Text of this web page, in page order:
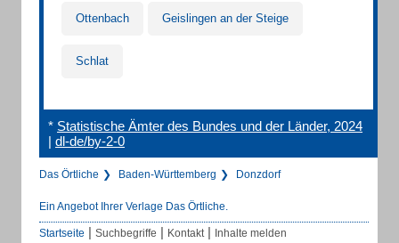
Ottenbach Geislingen an der Steige
Schlat
* Statistische Ämter des Bundes und der Länder, 2024
| dl-de/by-2-0
Das Örtliche Baden-Württemberg Donzdorf
Ein Angebot Ihrer Verlage Das Örtliche.
Startseite | Suchbegriffe | Kontakt | Inhalte melden